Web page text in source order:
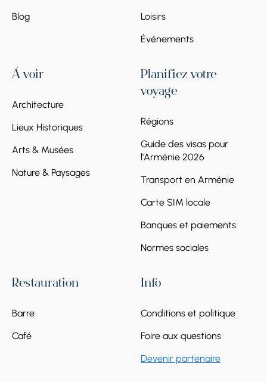
Blog
Loisirs
Événements
À voir
Architecture
Lieux Historiques
Arts & Musées
Nature & Paysages
Planifiez votre
voyage
Régions
Guide des visas pour
l'Arménie 2026
Transport en Arménie
Carte SIM locale
Banques et paiements
Normes sociales
Restauration
Barre
Café
Info
Conditions et politique
Foire aux questions
Devenir partenaire